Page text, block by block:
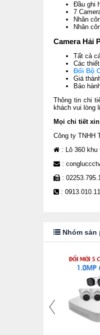
Đầu ghi
7
Nhân
Nhân
Camera Hải
Tất cả
Các
Đổi Bộ
Giá
Bảo
Thông tin chi
khách vui lòng
Mọi chi tiết
Công ty TNHH
: Lô 360
:
:
:
Nhóm sản